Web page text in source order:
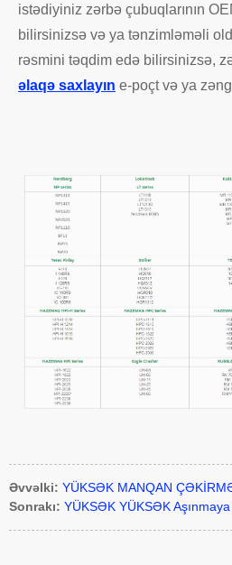
istədiyiniz zərbə çubuqlarının
bilirsinizsə və ya tənzimləməli
rəsmini təqdim edə bilirsinizsə,
əlaqə saxlayın e-poçt və ya
Əvvəlki: YÜKSƏK MANQAN
Sonrakı: YÜKSƏK YÜKSƏK